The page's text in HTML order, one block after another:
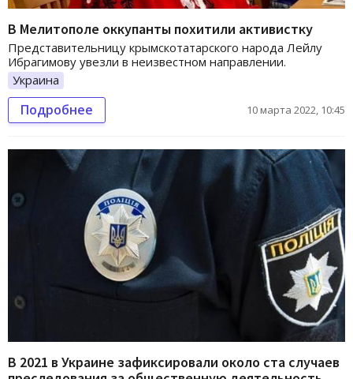
В Мелитополе оккупанты похитили активистку
Представительницу крымскотатарского народа Лейлу
Ибрагимову увезли в неизвестном направлении.
Украина
Подробнее 10 марта 2022, 10:45
В 2021 в Украине зафиксировали около ста случаев